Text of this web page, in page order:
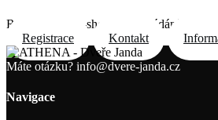
Registrace do e-shopu na požádání e-
Registrace
Kontakt
Máte otázku? info@dvere-janda.cz
Navigace